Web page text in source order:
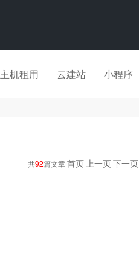
主机租用 云建站 小程序
共92篇文章首页上一页下一页